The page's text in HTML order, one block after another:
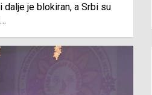
je blokiran, a Srbi su